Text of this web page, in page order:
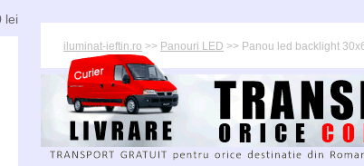
lei
iluminat-ieftin.ro >> Panouri LED >> Panou led backlight